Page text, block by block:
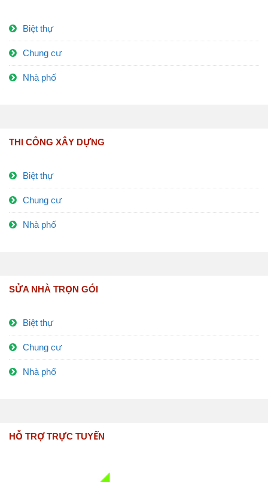
Biệt thự
Chung cư
Nhà phố
THI CÔNG XÂY DỰNG
Biệt thự
Chung cư
Nhà phố
SỬA NHÀ TRỌN GÓI
Biệt thự
Chung cư
Nhà phố
HỖ TRỢ TRỰC TUYẾN